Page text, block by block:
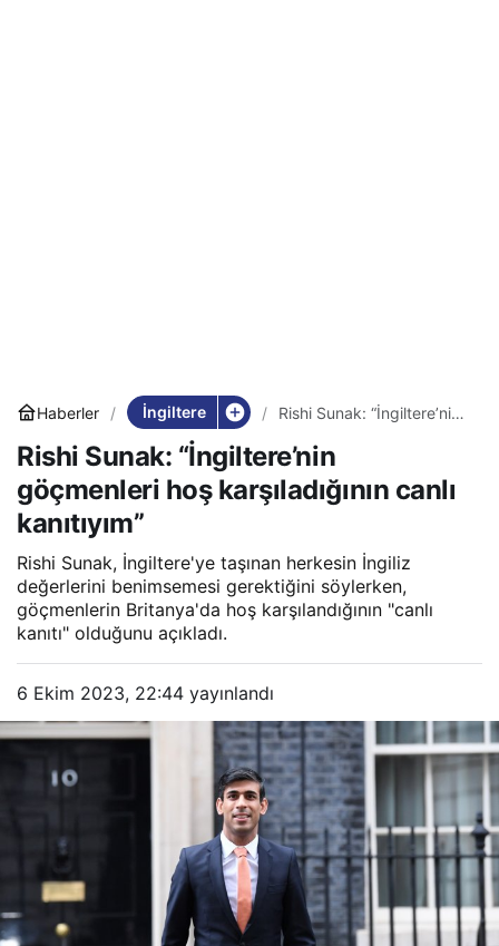
Haberler İngiltere
Rishi Sunak: “İngiltere’nin
karşıladığının canlı
kanıtıyım”
Rishi Sunak: “İngiltere’nin
göçmenleri hoş karşıladığının canlı
kanıtıyım”
Rishi Sunak, İngiltere'ye taşınan herkesin İngiliz
değerlerini benimsemesi gerektiğini söylerken,
göçmenlerin Britanya'da hoş karşılandığının "canlı
kanıtı" olduğunu açıkladı.
6 Ekim 2023, 22:44 yayınlandı